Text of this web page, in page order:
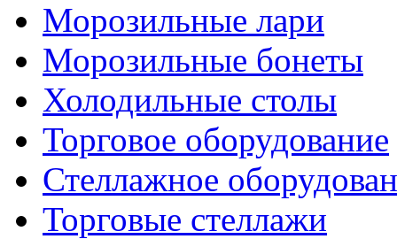
Морозильные лари
Морозильные бонеты
Холодильные столы
Торговое оборудование
Стеллажное
Торговые стеллажи